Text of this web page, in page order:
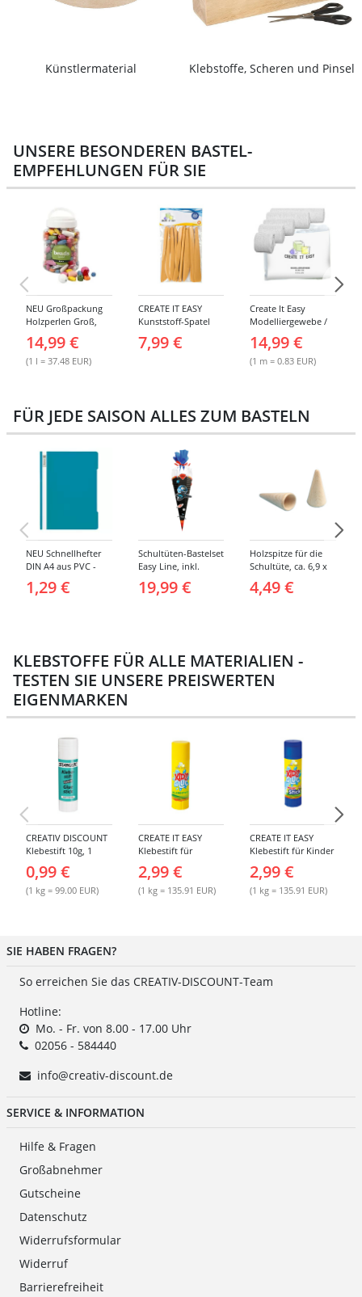
Künstlermaterial Klebstoffe, Scheren und Pinsel
UNSERE BESONDEREN BASTEL-
EMPFEHLUNGEN FÜR SIE
NEU Großpackung
Holzperlen Groß,
Eimer
14,99 €
(1 l = 37.48 EUR)
CREATE IT EASY
Kunststoff-Spatel
7,99 €
Create It Easy
Modelliergewebe /
breit, 3m lang, 6
Stück
14,99 €
(1 m = 0.83 EUR)
FÜR JEDE SAISON ALLES ZUM BASTELN
NEU Schnellhefter
DIN A4 aus PVC -
Verschiedene
Farben
1,29 €
Schultüten-Bastelset
Easy Line, inkl.
Zubehör &
Anleitung, 68 cm,
19,99 €
Holzspitze für die
Schultüte, ca. 6,9 x
3,8 cm, 2er Pack
4,49 €
KLEBSTOFFE FÜR ALLE MATERIALIEN -
TESTEN SIE UNSERE PREISWERTEN
EIGENMARKEN
CREATIV DISCOUNT
Klebestift 10g, 1
0,99 €
(1 kg = 99.00 EUR)
CREATE IT EASY
Klebestift für
2,99 €
(1 kg = 135.91 EUR)
CREATE IT EASY
Klebestift für Kinder
2,99 €
(1 kg = 135.91 EUR)
SIE HABEN FRAGEN?
So erreichen Sie das CREATIV-DISCOUNT-Team
Hotline:
Mo. - Fr. von 8.00 - 17.00 Uhr
02056 - 584440
info@creativ-discount.de
SERVICE & INFORMATION
Hilfe & Fragen
Großabnehmer
Gutscheine
Datenschutz
Widerrufsformular
Widerruf
Barrierefreiheit